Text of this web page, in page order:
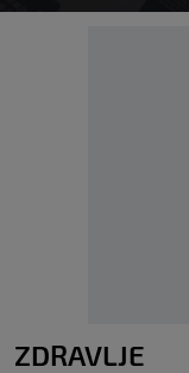
ZDRAVLJE